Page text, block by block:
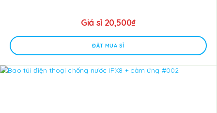
Giá sỉ 20,500₫
ĐẶT MUA SỈ